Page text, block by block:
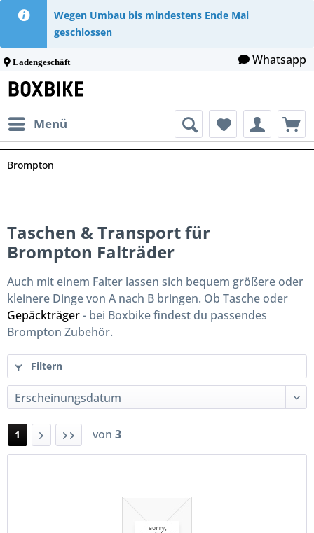
Wegen Umbau bis mindestens Ende Mai
geschlossen
Ladengeschäft Whatsapp
Menü
Brompton
Taschen & Transport für
Brompton Falträder
Auch mit einem Falter lassen sich bequem größere oder
kleinere Dinge von A nach B bringen. Ob Tasche oder
Gepäckträger- bei Boxbike findest du passendes
Brompton Zubehör.
Filtern
1 von 3